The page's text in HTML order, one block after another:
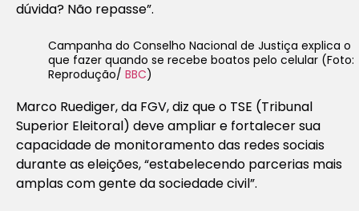
dúvida? Não repasse”.
Campanha do Conselho Nacional de Justiça explica o
que fazer quando se recebe boatos pelo celular (Foto:
Reprodução/ BBC)
Marco Ruediger, da FGV, diz que o TSE (Tribunal
Superior Eleitoral) deve ampliar e fortalecer sua
capacidade de monitoramento das redes sociais
durante as eleições, “estabelecendo parcerias mais
amplas com gente da sociedade civil”.